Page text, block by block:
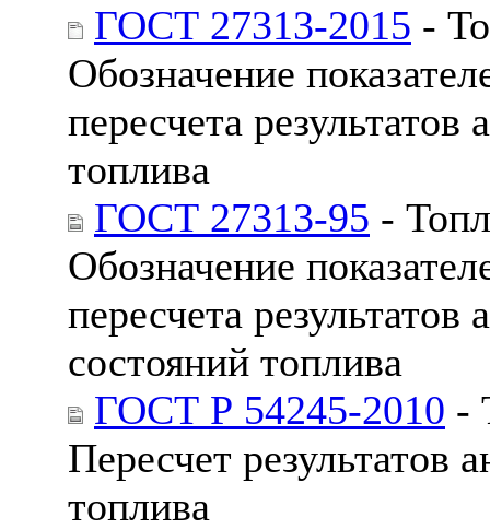
ГОСТ 27313-2015 -
Обозначение
пересчета
топлива
ГОСТ 27313-95 -
Обозначение
пересчета
состояний топлива
ГОСТ Р 54245-2010 -
Пересчет результатов
топлива